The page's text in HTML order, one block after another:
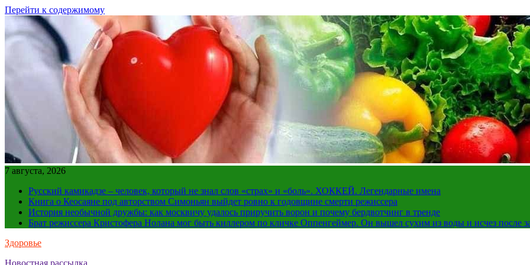
Перейти к содержимому
7 августа, 2026
Русский камикадзе – человек, который не знал слов «страх» и «боль». ХОККЕЙ. Легендарные имена
Книга о Кеосаяне под авторством Симоньян выйдет ровно к годовщине смерти режиссера
История необычной дружбы: как москвичу удалось приручить ворон и почему бердвотчинг в тренде
Брат режиссера Кристофера Нолана мог быть киллером по кличке Оппенгеймер. Он вышел сухим из воды и исчез после
Здоровье
Новостная рассылка